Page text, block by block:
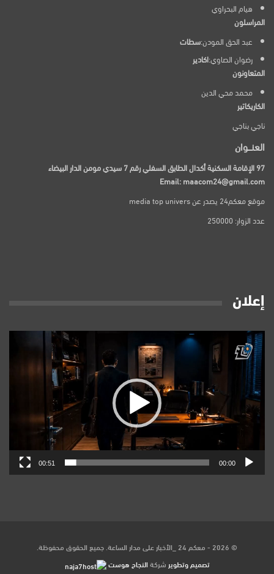
هيام البحراوي
المراسلون
عبد الحق المودن:سطات
رضوان الصاوي:اكادير
المتعاونون
محمد محي الدين
الكاريكاتير
ناجي بناجي
العنـــوان
97 الإقامة السكنية أكدال الطابق السفلي رقم 7 سيدي مومن الدار البيضاء
Email: maacom24@gmail.com
موقع معكم24 يصدر عن media top univers
عدد الزوار: 250000
إعلان
مشغل
الفيديو
00:00
00:51
© 2026 - معكم 24 _الأخبار على مدار الساعة. جميع الحقوق محفوظة.
تصميم وتطوير شركةالنجاح هوست